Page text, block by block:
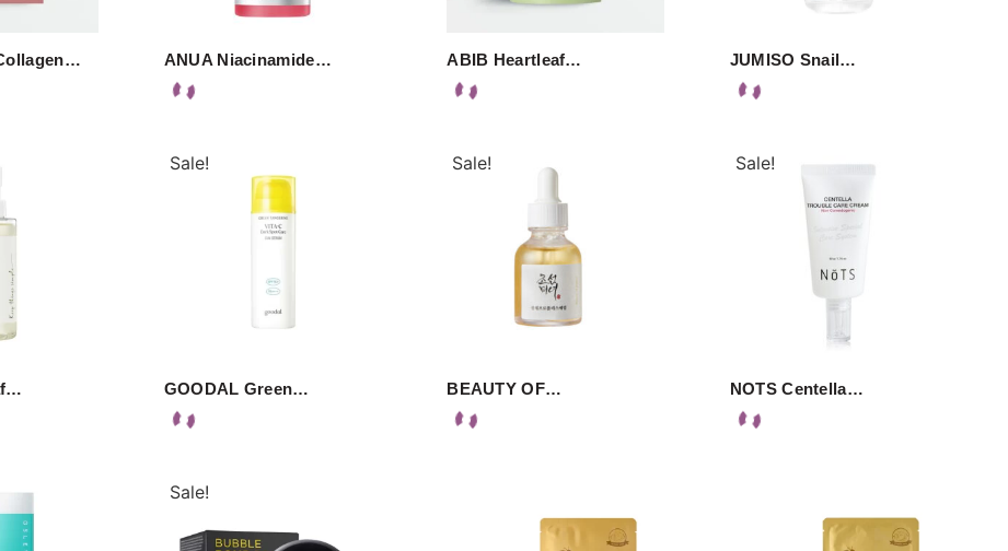
ANUA Niacinamide… ABIB Heartleaf… JUMISO Snail…
Sale!
GOODAL Green…
Sale!
BEAUTY OF…
Sale!
NOTS Centella…
Sale!